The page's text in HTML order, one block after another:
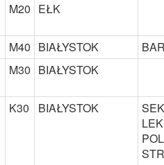
M20 EŁK
M40 BIAŁYSTOK
M30 BIAŁYSTOK
K30 BIAŁYSTOK